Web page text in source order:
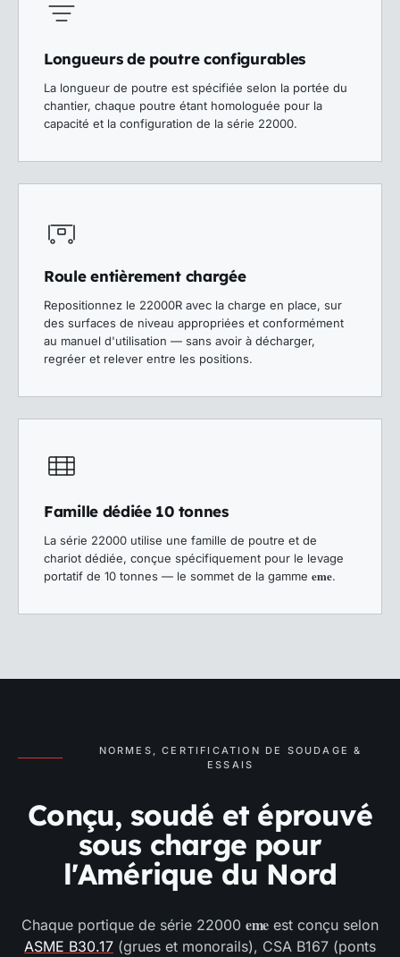
Longueurs de poutre configurables
La longueur de poutre est spécifiée selon la portée du
chantier, chaque poutre étant homologuée pour la
capacité et la configuration de la série 22000.
Roule entièrement chargée
Repositionnez le 22000R avec la charge en place, sur
des surfaces de niveau appropriées et conformément
au manuel d'utilisation — sans avoir à décharger,
regréer et relever entre les positions.
Famille dédiée 10 tonnes
La série 22000 utilise une famille de poutre et de
chariot dédiée, conçue spécifiquement pour le levage
portatif de 10 tonnes — le sommet de la gamme eme.
NORMES, CERTIFICATION DE SOUDAGE &
ESSAIS
Conçu, soudé et éprouvé
sous charge pour
l'Amérique du Nord
Chaque portique de série 22000 eme est conçu selon
ASME B30.17 (grues et monorails), CSA B167 (ponts